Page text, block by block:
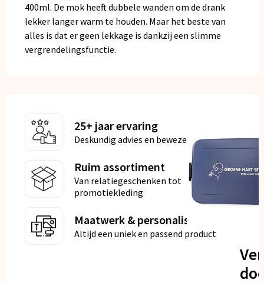
400ml. De mok heeft dubbele wanden om de drank
lekker langer warm te houden. Maar het beste van
alles is dat er geen lekkage is dankzij een slimme
vergrendelingsfunctie.
25+ jaar ervaring
Deskundig advies en bewezen kwaliteit
Ruim assortiment
Van relatiegeschenken tot
promotiekleding
Maatwerk & personalisatie
Altijd een uniek en passend product